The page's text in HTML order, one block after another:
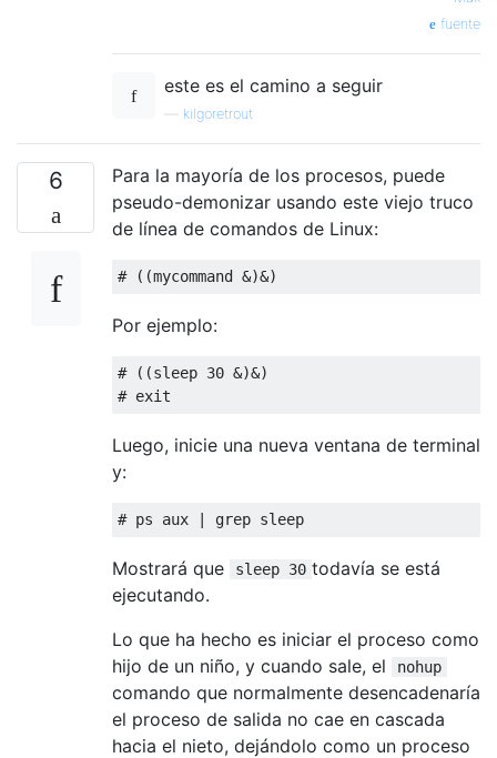
fuente
este es el camino a seguir
kilgoretrout
6
Para la mayoría de los procesos, puede
pseudo-demonizar usando este viejo truco
de línea de comandos de Linux:
Por ejemplo:
# ((sleep 30 &)&)
Luego, inicie una nueva ventana de terminal
y:
Mostrará que sleep 30 todavía se está
ejecutando.
Lo que ha hecho es iniciar el proceso como
hijo de un niño, y cuando sale, el
nohup
comando que normalmente desencadenaría
el proceso de salida no cae en cascada
hacia el nieto, dejándolo como un proceso